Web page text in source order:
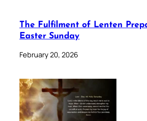
The Fulfilment of Lenten
Easter Sunday
February 20, 2026